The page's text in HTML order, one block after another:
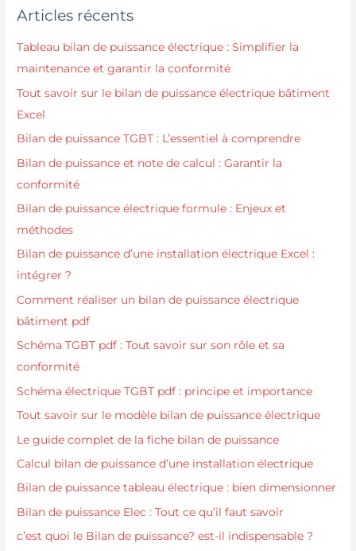
Articles récents
Tableau bilan de puissance électrique : Simplifier la
maintenance et garantir la conformité
Tout savoir sur le bilan de puissance électrique bâtiment
Excel
Bilan de puissance TGBT : L’essentiel à comprendre
Bilan de puissance et note de calcul : Garantir la
conformité
Bilan de puissance électrique formule : Enjeux et
méthodes
Bilan de puissance d’une installation électrique Excel :
intégrer ?
Comment réaliser un bilan de puissance électrique
bâtiment pdf
Schéma TGBT pdf : Tout savoir sur son rôle et sa
conformité
Schéma électrique TGBT pdf : principe et importance
Tout savoir sur le modèle bilan de puissance électrique
Le guide complet de la fiche bilan de puissance
Calcul bilan de puissance d’une installation électrique
Bilan de puissance tableau électrique : bien dimensionner
Bilan de puissance Elec : Tout ce qu’il faut savoir
c’est quoi le Bilan de puissance? est-il indispensable ?